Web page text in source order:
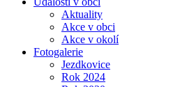
Aktuality
Akce v obci
Akce v okolí
Fotogalerie
Jezdkovice
Rok 2024